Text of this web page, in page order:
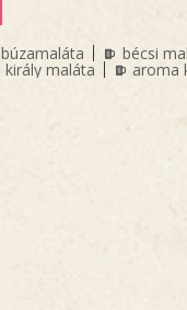
búzamaláta bécsi
király maláta aroma